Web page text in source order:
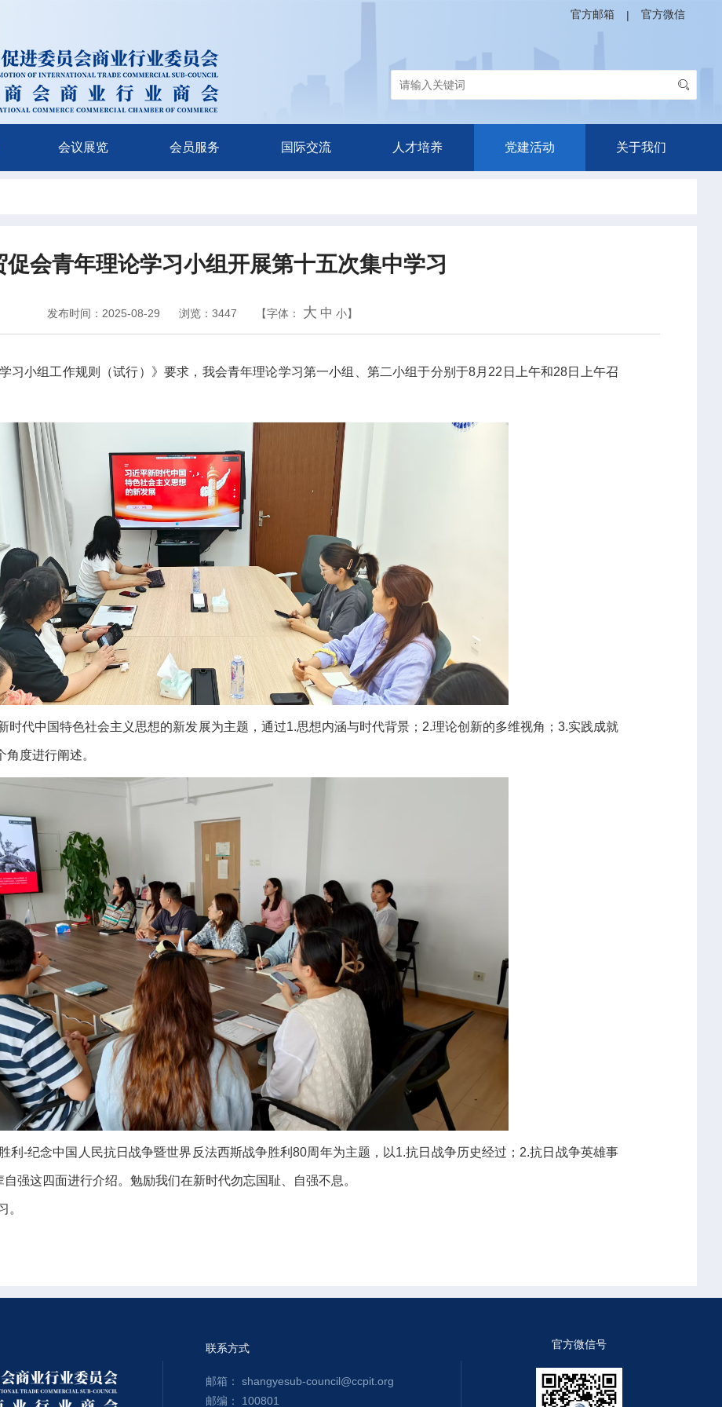
官方邮箱 | 官方微信
会议展览 会员服务 国际交流 人才培养 党建活动 关于我们
促会青年理论学习小组开展第十五次集中学习
发布时间：2025-08-29 浏览：3447 【字体： 大 中 小】
习小组工作规则（试行）》要求，我会青年理论学习第一小组、第二小组于分别于8月22日上午和28日上午召
时代中国特色社会主义思想的新发展为主题，通过1.思想内涵与时代背景；2.理论创新的多维视角；3.实践成就
度进行阐述。
利-纪念中国人民抗日战争暨世界反法西斯战争胜利80周年为主题，以1.抗日战争历史经过；2.抗日战争英雄事
强这四面进行介绍。勉励我们在新时代勿忘国耻、自强不息。
。
联系方式
邮箱： shangyesub-council@ccpit.org
邮编： 100801
官方微信号